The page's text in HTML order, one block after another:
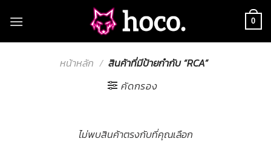
0
หน้าหลัก / สินค้าที่มีป้ายกำกับ “RCA”
คัดกรอง
ไม่พบสินค้าตรงกับที่คุณเลือก